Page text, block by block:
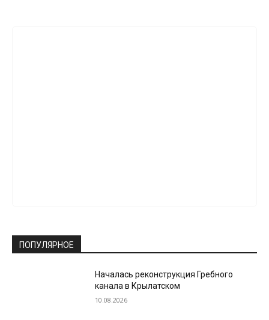
ПОПУЛЯРНОЕ
Началась реконструкция Гребного
канала в Крылатском
10.08.2026